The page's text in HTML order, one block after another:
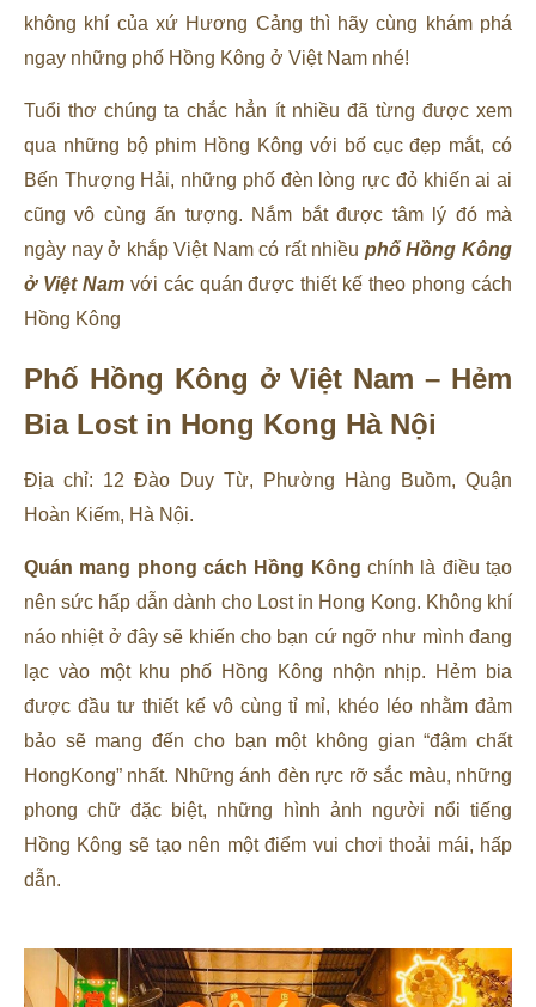
không khí của xứ Hương Cảng thì hãy cùng khám phá
ngay những phố Hồng Kông ở Việt Nam nhé!
Tuổi thơ chúng ta chắc hẳn ít nhiều đã từng được xem
qua những bộ phim Hồng Kông với bố cục đẹp mắt, có
Bến Thượng Hải, những phố đèn lòng rực đỏ khiến ai ai
cũng vô cùng ấn tượng. Nắm bắt được tâm lý đó mà
ngày nay ở khắp Việt Nam có rất nhiều phố Hồng Kông
ở Việt Nam với các quán được thiết kế theo phong cách
Hồng Kông
Phố Hồng Kông ở Việt Nam – Hẻm
Bia Lost in Hong Kong Hà Nội
Địa chỉ: 12 Đào Duy Từ, Phường Hàng Buồm, Quận
Hoàn Kiếm, Hà Nội.
Quán mang phong cách Hồng Kông chính là điều tạo
nên sức hấp dẫn dành cho Lost in Hong Kong. Không khí
náo nhiệt ở đây sẽ khiến cho bạn cứ ngỡ như mình đang
lạc vào một khu phố Hồng Kông nhộn nhịp. Hẻm bia
được đầu tư thiết kế vô cùng tỉ mỉ, khéo léo nhằm đảm
bảo sẽ mang đến cho bạn một không gian “đậm chất
HongKong” nhất. Những ánh đèn rực rỡ sắc màu, những
phong chữ đặc biệt, những hình ảnh người nổi tiếng
Hồng Kông sẽ tạo nên một điểm vui chơi thoải mái, hấp
dẫn.